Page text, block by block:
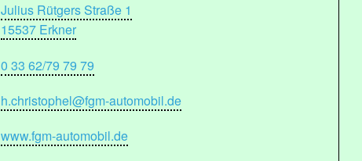
Julius Rütgers Straße 1
15537 Erkner
0 33 62/79 79 79
h.christophel@fgm-automobil.de
www.fgm-automobil.de